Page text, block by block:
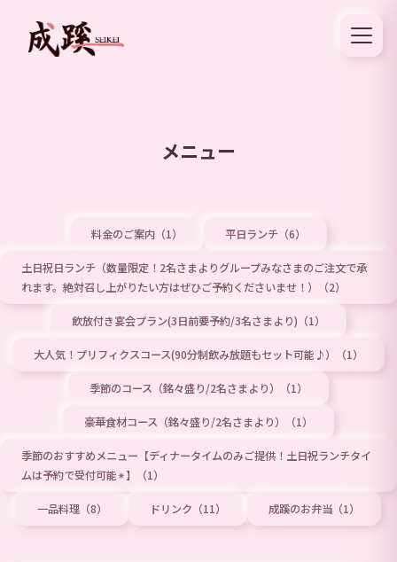
メニュー
料金のご案内（1） 平日ランチ（6）
土日祝日ランチ（数量限定！2名さまよりグループみなさまのご注文で承
れます。絶対召し上がりたい方はぜひご予約くださいませ！）（2）
飲放付き宴会プラン(3日前要予約/3名さまより)（1）
大人気！プリフィクスコース(90分制飲み放題もセット可能♪）（1）
季節のコース（銘々盛り/2名さまより）（1）
豪華食材コース（銘々盛り/2名さまより）（1）
季節のおすすめメニュー【ディナータイムのみご提供！土日祝ランチタイ
ムは予約で受付可能✴︎】（1）
一品料理（8） ドリンク（11） 成蹊のお弁当（1）